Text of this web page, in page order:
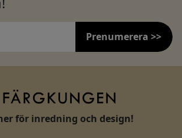
Prenumerera >>
för inredning och design!